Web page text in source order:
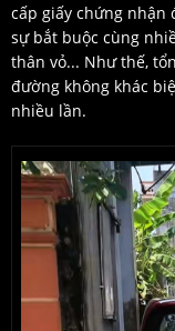
cấp giấy chứng nhận
sự bắt buộc cùng
thân vỏ... Như thế,
đường không khác
nhiều lần.